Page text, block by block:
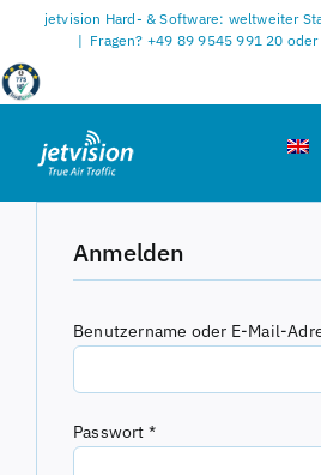
springen
jetvision Hard- & Software: weltweiter
| Fragen? +49 89 9545 991 20
Anmelden
Benutzername oder E-Mail-
Passwort *Erforderlich